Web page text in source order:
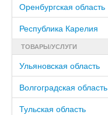
Оренбургская область
Республика Карелия
ТОВАРЫ/УСЛУГИ
Ульяновская область
Волгоградская область
Тульская область